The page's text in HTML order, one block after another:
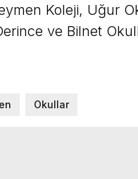
Koleji, Uğur
ve Bilnet
Okullar